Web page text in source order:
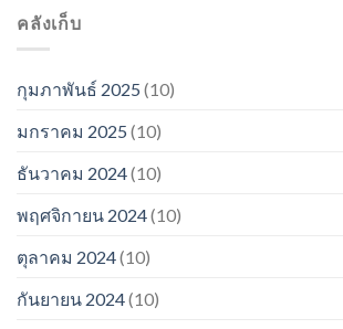
คลังเก็บ
กุมภาพันธ์ 2025 (10)
มกราคม 2025 (10)
ธันวาคม 2024(10)
พฤศจิกายน 2024(10)
ตุลาคม 2024(10)
กันยายน 2024(10)